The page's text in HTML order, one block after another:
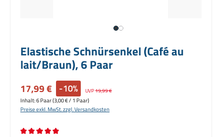
Elastische Schnürsenkel (Café au
lait/Braun), 6 Paar
Verkaufspreis:
17,99 € -10% Regulärer Preis:
UVP19,99 €
Inhalt:6 Paar(3,00 € / 1 Paar)
Preise exkl. MwSt. zzgl. Versandkosten